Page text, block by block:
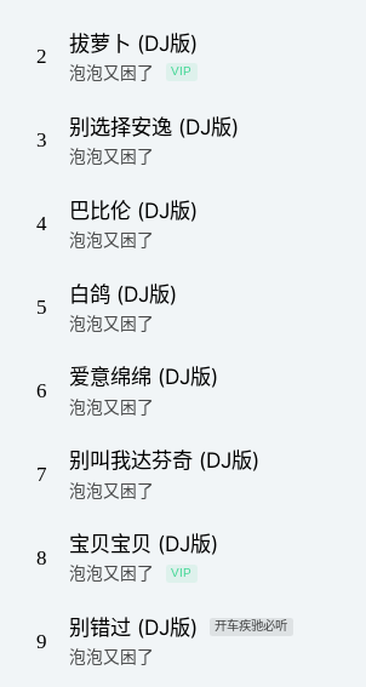
2
拔萝卜 (DJ版)
泡泡又困了 VIP
3
别选择安逸 (DJ版)
泡泡又困了
4
巴比伦 (DJ版)
泡泡又困了
5
白鸽 (DJ版)
泡泡又困了
6
爱意绵绵 (DJ版)
泡泡又困了
7
别叫我达芬奇 (DJ版)
泡泡又困了
8
宝贝宝贝 (DJ版)
泡泡又困了 VIP
9
别错过 (DJ版) 开车疾驰必听
泡泡又困了